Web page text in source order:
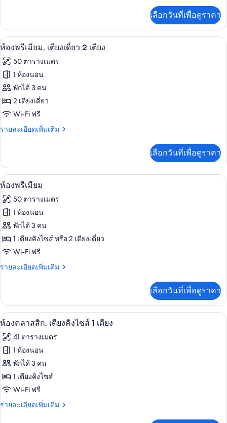
ไซส์
เตียง,
ใช้
คลับ
เลา
นจ์
เกี่ยว
กับ
ห้อง
เตียง
คิง
ไซส์
เตียง,
ใช้
คลับ
เลา
เลือกวันที่เพื่อดูราคา
เปิด
ภาพถ่าย
ทั้งหมด
ของ
ห้อง
พรีเมียม,
เตียง
2
เตียง
เครื่องนอนระดับพรีเมียม, ผ้านวมขนเ
6
ห้องพรีเมียม, เตียงเดี่ยว 2 เตียง
50 ตารางเมตร
1 ห้องนอน
พักได้ 3 คน
2 เตียงเดี่ยว
Wi-Fi ฟรี
รายละเอียดเพิ่มเติม
ราย
เกี่ยว
กับ
ห้อง
เตียง
เดี่ยว
เตียง
เลือกวันที่เพื่อดูราคา
เปิด
ภาพถ่าย
ทั้งหมด
ของ
ห้อง
พรีเมียม
6
ห้องพรีเมียม
50 ตารางเมตร
1 ห้องนอน
พักได้ 3 คน
1 เตียงคิงไซส์ หรือ 2 เตียงเดี่ยว
Wi-Fi ฟรี
รายละเอียดเพิ่มเติม
ราย
เกี่ยว
กับ
ห้อง
เลือกวันที่เพื่อดูราคา
เปิด
ภาพถ่าย
ทั้งหมด
ของ
ห้อง
คลาส
สิก,
ห้องคลาสสิก, เตียงคิงไซส์ 1 เตียง | เ
6
ห้องคลาสสิก, เตียงคิงไซส์ 1 เตียง
41 ตารางเมตร
1 ห้องนอน
พักได้ 3 คน
1 เตียงคิงไซส์
Wi-Fi ฟรี
รายละเอียดเพิ่มเติม
ราย